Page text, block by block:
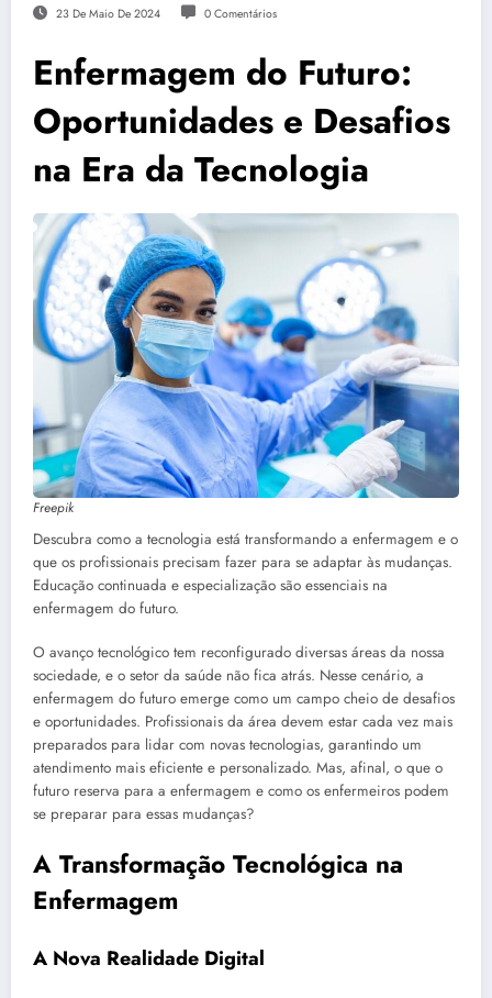
23 De Maio De 2024 0 Comentários
Enfermagem do Futuro:
Oportunidades e Desafios
na Era da Tecnologia
Freepik
Descubra como a tecnologia está transformando a enfermagem e o
que os profissionais precisam fazer para se adaptar às mudanças.
Educação continuada e especialização são essenciais na
enfermagem do futuro.
O avanço tecnológico tem reconfigurado diversas áreas da nossa
sociedade, e o setor da saúde não fica atrás. Nesse cenário, a
enfermagem do futuro emerge como um campo cheio de desafios
e oportunidades. Profissionais da área devem estar cada vez mais
preparados para lidar com novas tecnologias, garantindo um
atendimento mais eficiente e personalizado. Mas, afinal, o que o
futuro reserva para a enfermagem e como os enfermeiros podem
se preparar para essas mudanças?
A Transformação Tecnológica na
Enfermagem
A Nova Realidade Digital